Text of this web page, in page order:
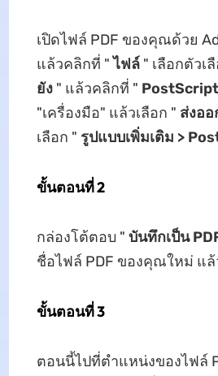
เปิดไฟล์ PDF ของคุณด้วย
แล้วคลิกที่ "ไฟล์" เลือกตัวเ
ยัง" แล้วคลิกที่ " PostScript
"เครื่องมือ" แล้วเลือก " ส่งออ
เลือก " รูปแบบเพิ่มเติม >
ขั้นตอนที่ 2
กล่องโต้ตอบ " บันทึกเป็น
ชื่อไฟล์ PDF ของคุณใหม่ แ
ขั้นตอนที่ 3
ตอนนี้ไปที่ตำแหน่งของไฟล์